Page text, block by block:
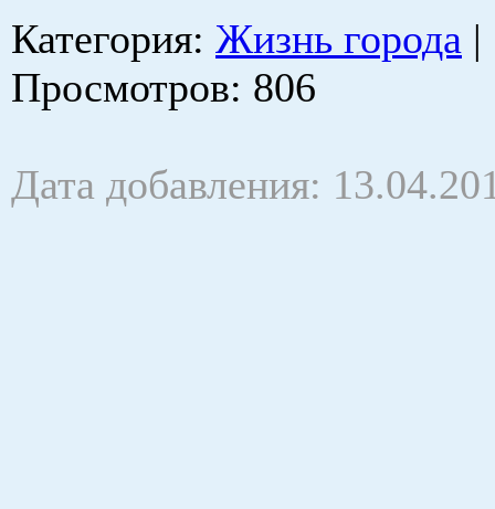
Категория: Жизнь города |
Просмотров: 806
Дата добавления: